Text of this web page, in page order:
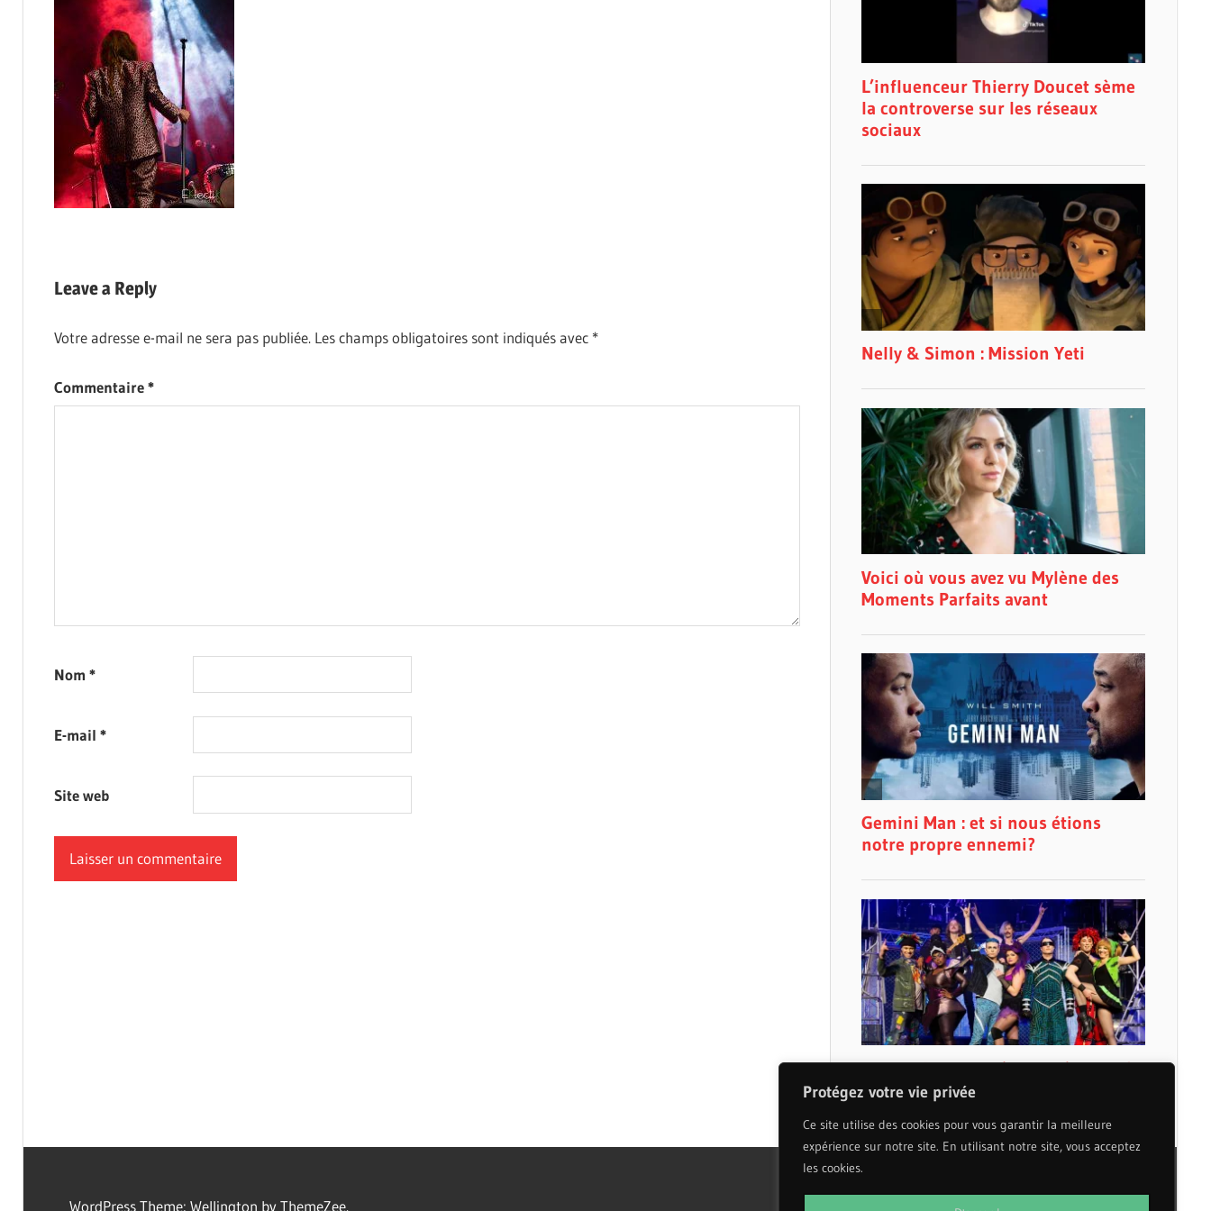
Protégez votre vie privée
Ce site utilise des cookies pour vous garantir la meilleure
expérience sur notre site. En utilisant notre site, vous acceptez
les cookies.
Leave a Reply
Votre adresse e-mail ne sera pas publiée. Les champs obligatoires sont indiqués avec *
Commentaire*
Nom *
E-mail *
Site web
WordPress Theme: Wellington by ThemeZee.